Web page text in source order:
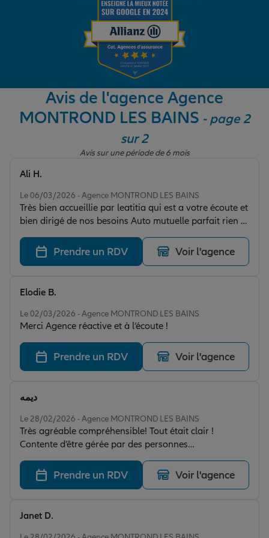
Garantie des accidents de la vie
Protection juridique
Retraite
Tous nos devis d'assurance
Avis de l'agence Agence
MONTROND LES BAINS - page 2
sur 2
Avis sur une période de 6 mois
Le 06/03/2026 - Agence MONTROND LES BAINS
Très bien accueillie par leatitia qui est a votre écoute et
bien dirigé de nos besoins Auto mutuelle parfait rien à
redire mérite vraiment un bon 5 étoiles je recommande
et merci pour tous
Ali H.
Prendre un RDV Voir l'agence
Le 02/03/2026 - Agence MONTROND LES BAINS
Merci Agence réactive et à l’écoute !
Elodie B.
Prendre un RDV Voir l'agence
Le 28/02/2026 - Agence MONTROND LES BAINS
Très agréable compréhensible! Tout était clair !
Contente d’être gérée par des personnes
professionnelles mais humaines ! Merci Laetitia
ديمه
Prendre un RDV Voir l'agence
Janet D.